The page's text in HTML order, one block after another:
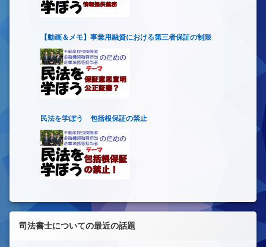
【動画＆メモ】事業用融資における第三者保証の制限
民法を学ぼう 包括根保証の禁止
司法書士についての最近の話題